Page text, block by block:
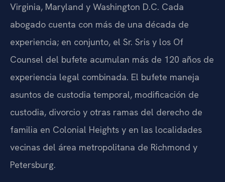
Virginia, Maryland y Washington D.C. Cada
abogado cuenta con más de una década de
experiencia; en conjunto, el Sr. Sris y los Of
Counsel del bufete acumulan más de 120 años de
experiencia legal combinada. El bufete maneja
asuntos de custodia temporal, modificación de
custodia, divorcio y otras ramas del derecho de
familia en Colonial Heights y en las localidades
vecinas del área metropolitana de Richmond y
Petersburg.